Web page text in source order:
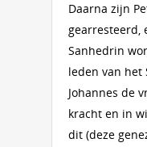
Daarna zijn
gearresteerd,
Sanhedrin
leden van het
Johannes de
kracht en in
dit (deze